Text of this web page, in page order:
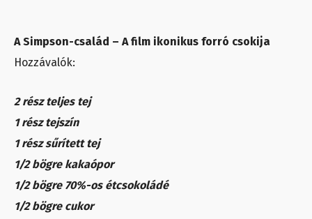
A Simpson-család – A film ikonikus forró csokija
Hozzávalók:
2 rész teljes tej
1 rész tejszín
1 rész sűrített tej
1/2 bögre kakaópor
1/2 bögre 70%-os étcsokoládé
1/2 bögre cukor